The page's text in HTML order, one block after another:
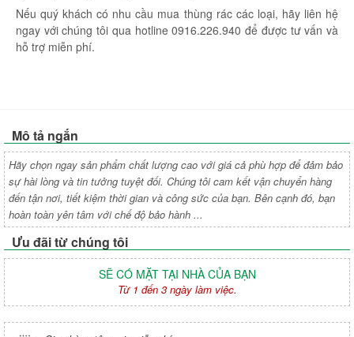
Nếu quý khách có nhu cầu mua thùng rác các loại, hãy liên hệ
ngay với chúng tôi qua hotline 0916.226.940 để được tư vấn và
hỗ trợ miễn phí.
Mô tả ngắn
Hãy chọn ngay sản phẩm chất lượng cao với giá cả phù hợp để đảm bảo
sự hài lòng và tin tưởng tuyệt đối. Chúng tôi cam kết vận chuyển hàng
đến tận nơi, tiết kiệm thời gian và công sức của bạn. Bên cạnh đó, bạn
hoàn toàn yên tâm với chế độ bảo hành ...
Ưu đãi từ chúng tôi
SẼ CÓ MẶT TẠI NHÀ CỦA BẠN
Từ 1 đến 3 ngày làm việc.